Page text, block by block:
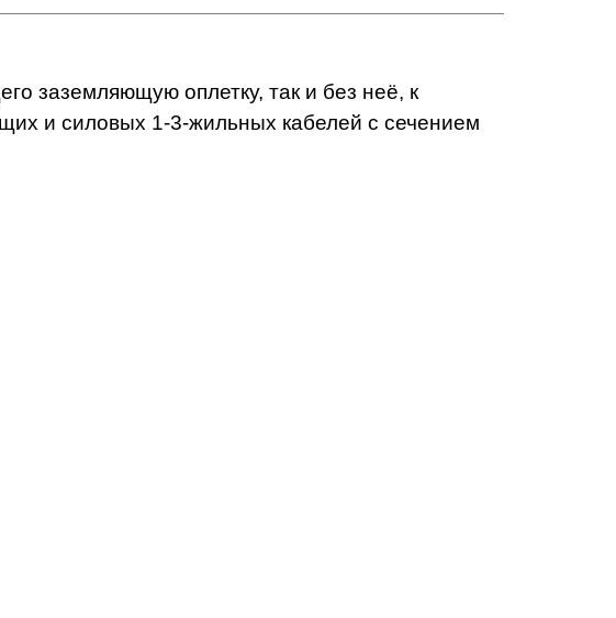
заземляющую оплетку, так и без неё, к
и силовых 1-3-жильных кабелей с сечением